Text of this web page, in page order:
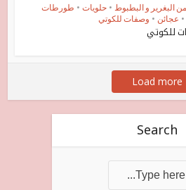
البغرير و البطبوط • حلويات • طورطات
• عجائن • وصفات للكوتي
للكوتي
Load more
Search